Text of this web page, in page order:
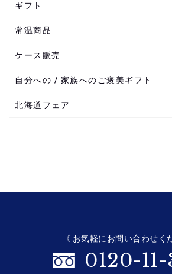
ギフト
常温商品
ケース販売
自分への / 家族へのご褒美ギフト
北海道フェア
《 お気軽にお問い合わせく
0120-11-